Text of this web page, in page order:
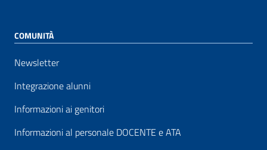
COMUNITÀ
Newsletter
Integrazione alunni
Informazioni ai genitori
Informazioni al personale DOCENTE e ATA